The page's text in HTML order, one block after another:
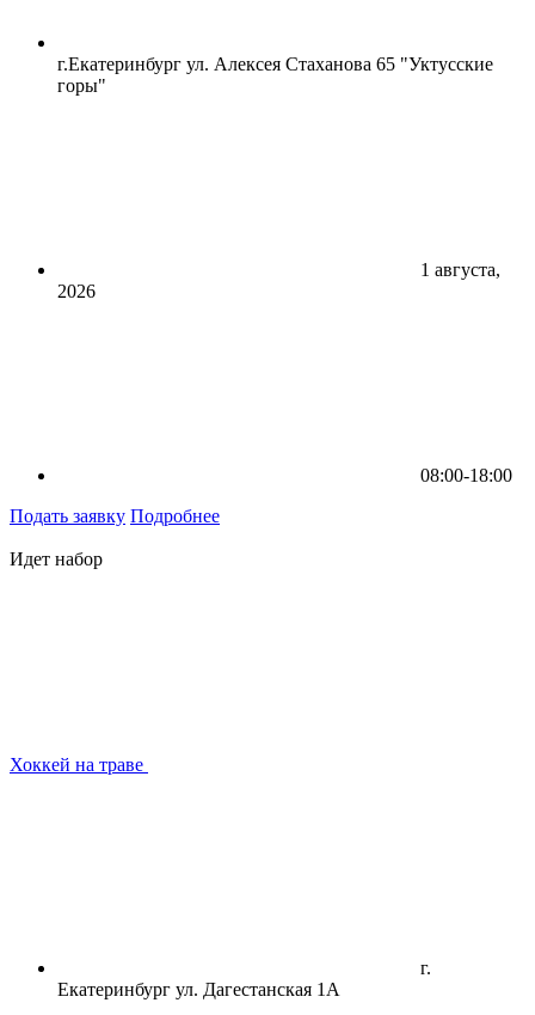
г.Екатеринбург ул. Алексея Стаханова 65 "Уктусские
горы"
1 августа,
2026
08:00-18:00
Подать заявку Подробнее
Идет набор
Хоккей на траве
г.
Екатеринбург ул. Дагестанская 1А